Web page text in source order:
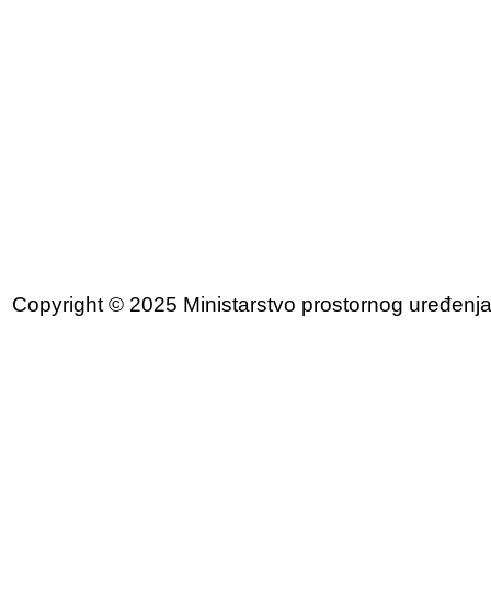
Copyright © 2025 Ministarstvo prostornog